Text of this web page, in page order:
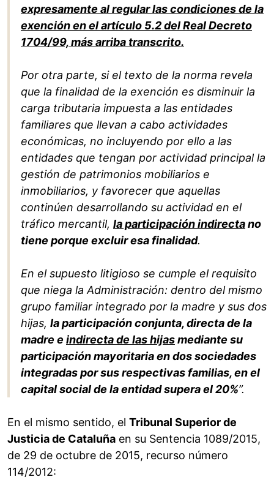
expresamente al regular las condiciones de la
exención en el artículo 5.2 del Real Decreto
1704/99, más arriba transcrito.
Por otra parte, si el texto de la norma revela
que la finalidad de la exención es disminuir la
carga tributaria impuesta a las entidades
familiares que llevan a cabo actividades
económicas, no incluyendo por ello a las
entidades que tengan por actividad principal la
gestión de patrimonios mobiliarios e
inmobiliarios, y favorecer que aquellas
continúen desarrollando su actividad en el
tráfico mercantil, la participación indirectano
tiene porque excluir esa finalidad.
En el supuesto litigioso se cumple el requisito
que niega la Administración: dentro del mismo
grupo familiar integrado por la madre y sus dos
hijas, la participación conjunta, directa de la
madre e indirecta de las hijasmediante su
participación mayoritaria en dos sociedades
integradas por sus respectivas familias, en el
capital social de la entidad supera el 20%”.
En el mismo sentido, el Tribunal Superior de
Justicia de Cataluña en su Sentencia 1089/2015,
de 29 de octubre de 2015, recurso número
114/2012: